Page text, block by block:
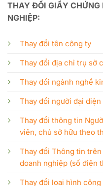
THAY ĐỔI GIẤY
NGHIỆP:
Thay đổi tên công ty
Thay đổi địa chỉ trụ sở
Thay đổi ngành nghề
Thay đổi người đại
Thay đổi thông tin
viên, chủ sở hữu theo
Thay đổi Thông tin
doanh nghiệp (số điện
Thay đổi loại hình công